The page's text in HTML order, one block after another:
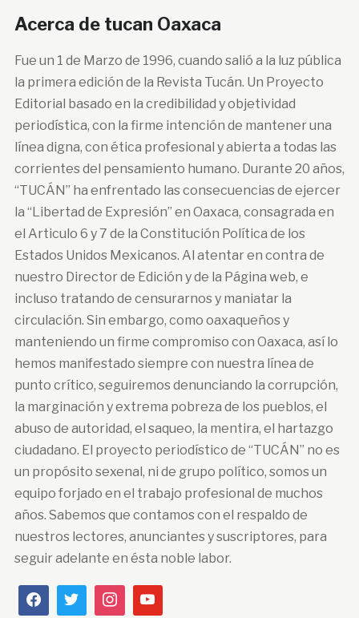
Acerca de tucan Oaxaca
Fue un 1 de Marzo de 1996, cuando salió a la luz pública
la primera edición de la Revista Tucán. Un Proyecto
Editorial basado en la credibilidad y objetividad
periodística, con la firme intención de mantener una
línea digna, con ética profesional y abierta a todas las
corrientes del pensamiento humano. Durante 20 años,
“TUCÁN” ha enfrentado las consecuencias de ejercer
la “Libertad de Expresión” en Oaxaca, consagrada en
el Articulo 6 y 7 de la Constitución Política de los
Estados Unidos Mexicanos. Al atentar en contra de
nuestro Director de Edición y de la Página web, e
incluso tratando de censurarnos y maniatar la
circulación. Sin embargo, como oaxaqueños y
manteniendo un firme compromiso con Oaxaca, así lo
hemos manifestado siempre con nuestra línea de
punto crítico, seguiremos denunciando la corrupción,
la marginación y extrema pobreza de los pueblos, el
abuso de autoridad, el saqueo, la mentira, el hartazgo
ciudadano. El proyecto periodístico de “TUCÁN” no es
un propósito sexenal, ni de grupo político, somos un
equipo forjado en el trabajo profesional de muchos
años. Sabemos que contamos con el respaldo de
nuestros lectores, anunciantes y suscriptores, para
seguir adelante en ésta noble labor.